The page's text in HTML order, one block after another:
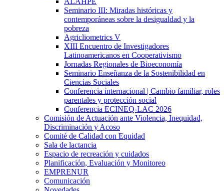
Seminario III: Miradas históricas y
contemporáneas sobre la desigualdad y la
pobreza
Agricliometrics V
XIII Encuentro de Investigadores
Latinoamericanos en Cooperativismo
Jornadas Regionales de Bioeconomía
Seminario Enseñanza de la Sostenibilidad en
Ciencias Sociales
Conferencia internacional | Cambio familiar, roles
parentales y protección social
Conferencia ECINEQ-LAC 2026
Comisión de Actuación ante Violencia, Inequidad,
Discriminación y Acoso
Comité de Calidad con Equidad
Sala de lactancia
Espacio de recreación y cuidados
Planificación, Evaluación y Monitoreo
EMPRENUR
Comunicación